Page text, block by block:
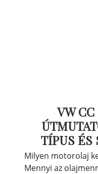
VW
TÍPUS ÉS
Milyen motorolaj
Mennyi az